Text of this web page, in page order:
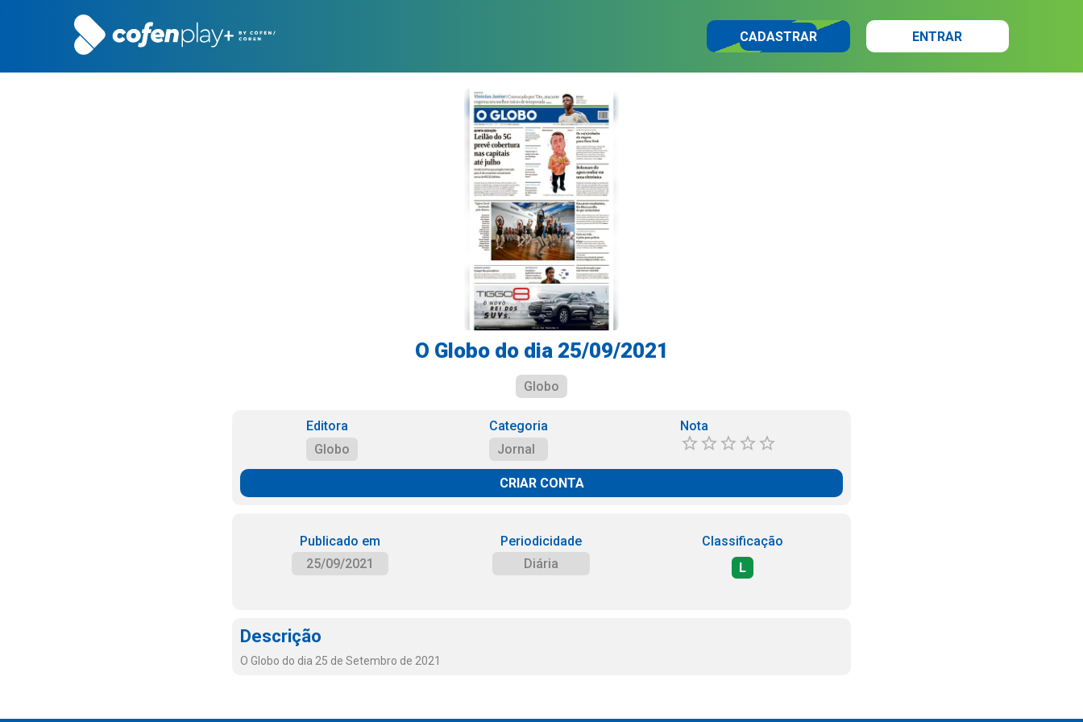
CADASTRAR ENTRAR
O Globo do dia 25/09/2021
Globo
Editora
Globo
Categoria
Jornal
Nota
CRIAR CONTA
Publicado em
25/09/2021
Periodicidade
Diária
Classificação
L
Descrição
O Globo do dia 25 de Setembro de 2021